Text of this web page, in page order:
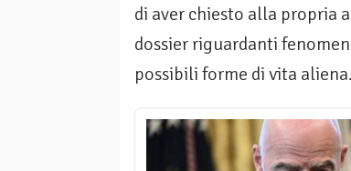
di aver chiesto alla propria
dossier riguardanti
possibili forme di vita aliena.